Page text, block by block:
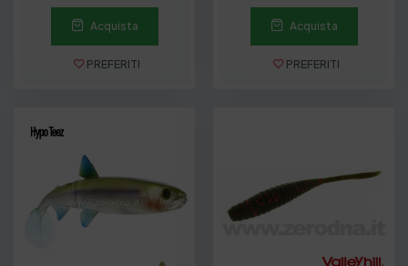
Acquista
PREFERITI
i
z
5
Acquista
PREFERITI